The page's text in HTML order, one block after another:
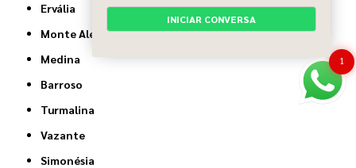
Ervália
Monte Alegre de Minas
Medina
Barroso
Turmalina
Vazante
Simonésia
1
INICIAR CONVERSA